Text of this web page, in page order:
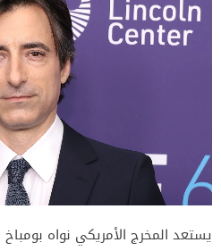
يستعد المخرج الأمريكي نواه